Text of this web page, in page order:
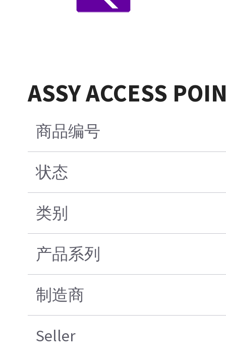
ASSY ACCESS
商品编号
状态
类别
产品系列
制造商
Seller